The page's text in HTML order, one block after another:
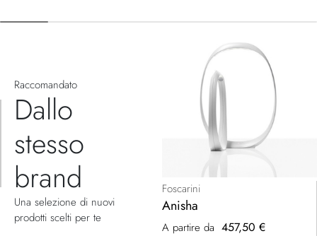
Raccomandato
Dallo
stesso
brand
Una selezione di nuovi
prodotti scelti per te
Foscarini
Anisha
A partire da 457,50 €